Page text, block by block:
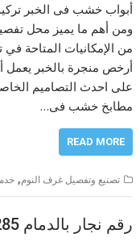
أبواب خشب فى الخبر
ومن أهم ما يميز محل
من الإمكانيات المتاحة
أرخص منجرة بالخبر
على احدث التصاميم
مطابخ خشب فى…
READ MORE
تصنيع وتفصيل غرف النوم,
رقم نجار بالدمام 0545320285